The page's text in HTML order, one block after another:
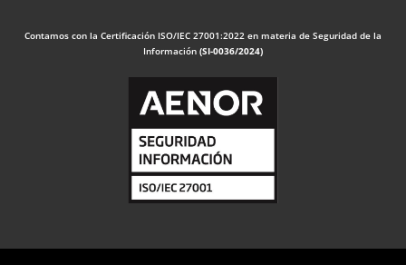
Contamos con la Certificación ISO/IEC 27001:2022 en materia de Seguridad de la
Información (SI-0036/2024)